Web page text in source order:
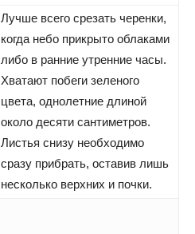
Лучше всего срезать черенки,
когда небо прикрыто облаками
либо в ранние утренние часы.
Хватают побеги зеленого
цвета, однолетние длиной
около десяти сантиметров.
Листья снизу необходимо
сразу прибрать, оставив лишь
несколько верхних и почки.